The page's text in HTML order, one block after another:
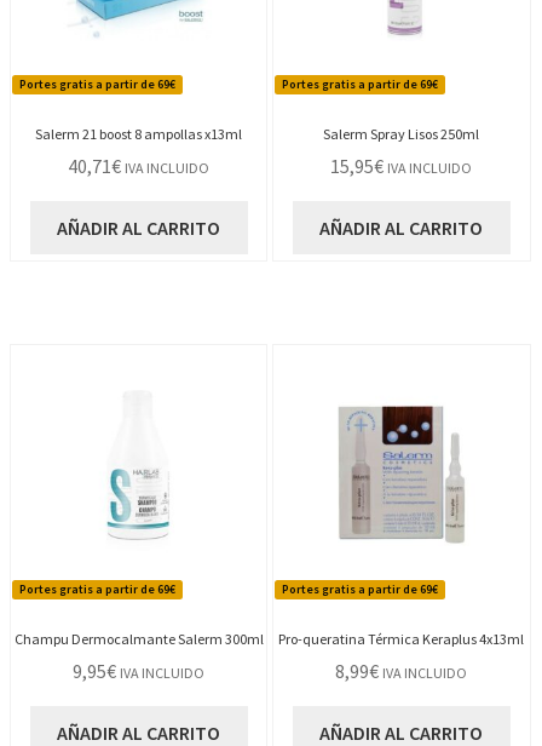
Portes gratis a partir de 69€
Salerm 21 boost 8 ampollas x13ml
40,71€ IVA INCLUIDO
AÑADIR AL CARRITO
Portes gratis a partir de 69€
Salerm Spray Lisos 250ml
15,95€ IVA INCLUIDO
AÑADIR AL CARRITO
Portes gratis a partir de 69€
Champu Dermocalmante Salerm 300ml
9,95€ IVA INCLUIDO
AÑADIR AL CARRITO
Portes gratis a partir de 69€
Pro-queratina Térmica Keraplus 4x13ml
8,99€ IVA INCLUIDO
AÑADIR AL CARRITO